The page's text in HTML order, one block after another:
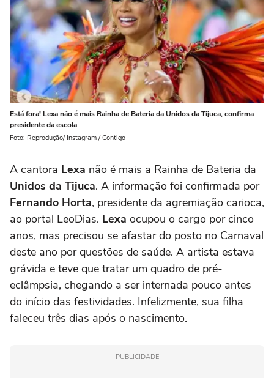
Está fora! Lexa não é mais Rainha de Bateria da Unidos da Tijuca, confirma
presidente da escola
Foto: Reprodução/ Instagram / Contigo
A cantora Lexa não é mais a Rainha de Bateria da
Unidos da Tijuca. A informação foi confirmada por
Fernando Horta, presidente da agremiação carioca,
ao portal LeoDias. Lexa ocupou o cargo por cinco
anos, mas precisou se afastar do posto no Carnaval
deste ano por questões de saúde. A artista estava
grávida e teve que tratar um quadro de pré-
eclâmpsia, chegando a ser internada pouco antes
do início das festividades. Infelizmente, sua filha
faleceu três dias após o nascimento.
PUBLICIDADE